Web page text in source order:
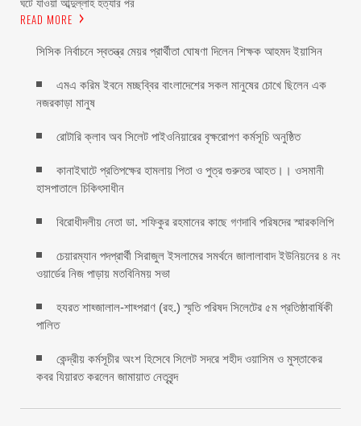
ঘটে যাওয়া আব্দুল্লাহ হত্যার পর
READ MORE
সিসিক নির্বাচনে স্বতন্ত্র মেয়র প্রার্থীতা ঘোষণা দিলেন শিক্ষক আহমদ ইয়াসিন
এমএ করিম ইবনে মচ্ছব্বির বাংলাদেশের সকল মানুষের চোখে ছিলেন এক
নজরকাড়া মানুষ ‎
রোটারি ক্লাব অব সিলেট পাইওনিয়ারের বৃক্ষরোপণ কর্মসূচি অনুষ্ঠিত
কানাইঘাটে প্রতিপক্ষের হামলায় পিতা ও পুত্র গুরুতর আহত।। ওসমানী
হাসপাতালে চিকিৎসাধীন
বিরোধীদলীয় নেতা ডা. শফিকুর রহমানের কাছে গণদাবি পরিষদের স্মারকলিপি ‎
চেয়ারম্যান পদপ্রার্থী সিরাজুল ইসলামের সমর্থনে জালালাবাদ ইউনিয়নের ৪ নং
ওয়ার্ডের নিজ পাড়ায় মতবিনিময় সভা
হযরত শাহ্জালাল-শাহ্পরাণ (রহ.) স্মৃতি পরিষদ সিলেটের ৫ম প্রতিষ্ঠাবার্ষিকী
পালিত ‎​
কেন্দ্রীয় কর্মসূচীর অংশ হিসেবে সিলেট সদরে শহীদ ওয়াসিম ও মুস্তাকের
কবর যিয়ারত করলেন জামায়াত নেতৃবৃন্দ ‎